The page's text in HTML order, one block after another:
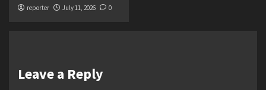
reporter July 11, 2026 0
Leave a Reply